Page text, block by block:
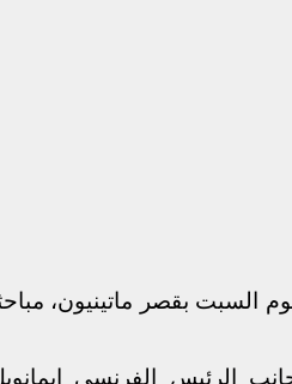
السبت بقصر ماتينيون،
الفرنسي إيمانويل